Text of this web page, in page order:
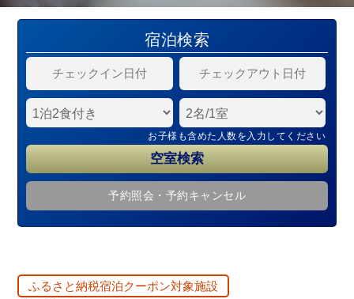
宿泊検索
お子様も含めた人数を入力してください
予約照会・予約キャンセル
ふるさと納税宿泊クーポン対象施設